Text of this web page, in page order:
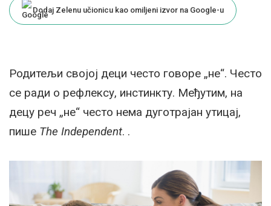
Dodaj Zelenu učionicu kao omiljeni izvor na Google-u
Родитељи својој деци често говоре „не“. Често
се ради о рефлексу, инстинкту. Међутим, на
децу реч „не“ често нема дуготрајан утицај,
пише The Independent. .